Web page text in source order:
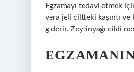
Egzamayı tedavi etmek
vera jeli ciltteki kaşıntı ve
giderir. Zeytinyağı cildi